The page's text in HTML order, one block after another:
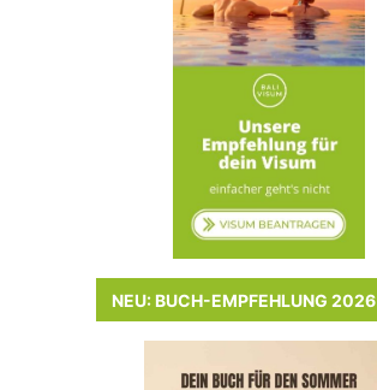
NEU: BUCH-EMPFEHLUNG 2026